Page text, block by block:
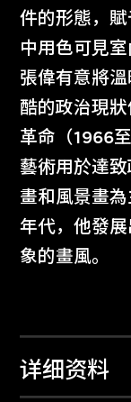
件的形態，
中用色可見
張偉有意將
酷的政治現
革命（1966
藝術用於達
畫和風景畫
年代，他發
象的畫風。
详细资料